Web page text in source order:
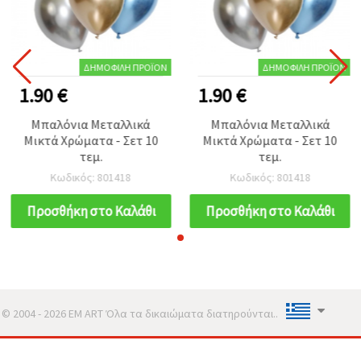
ΔΗΜΟΦΙΛΉ ΠΡΟΪΌΝ
1.90 €
Μπαλόνια Μεταλλικά
Μικτά Χρώματα - Σετ 10
τεμ.
Κωδικός: 801418
Προσθήκη στο Καλάθι
ΔΗΜΟΦΙΛΉ ΠΡΟΪΌΝ
1.90 €
Μπαλόνια Μεταλλικά
Μικτά Χρώματα - Σετ 10
τεμ.
Κωδικός: 801418
Προσθήκη στο Καλάθι
© 2004 - 2026 EM ART Όλα τα δικαιώματα διατηρούνται..